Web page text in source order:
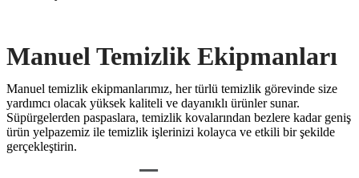
Manuel Temizlik Ekipmanları
Manuel temizlik ekipmanlarımız, her türlü temizlik görevinde size
yardımcı olacak yüksek kaliteli ve dayanıklı ürünler sunar.
Süpürgelerden paspaslara, temizlik kovalarından bezlere kadar geniş
ürün yelpazemiz ile temizlik işlerinizi kolayca ve etkili bir şekilde
gerçekleştirin.